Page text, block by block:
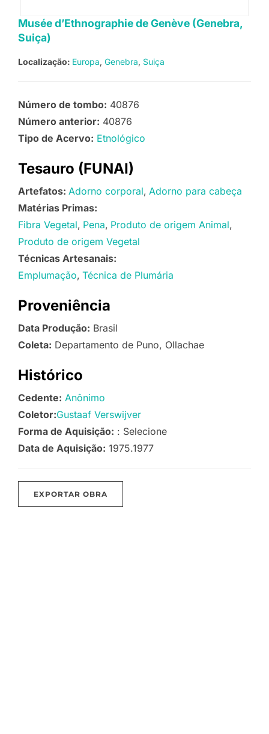
Musée d’Ethnographie de Genève (Genebra,
Suiça)
Localização: Europa Genebra Suiça
Número de tombo: 40876
Número anterior: 40876
Tipo de Acervo: Etnológico
Tesauro (FUNAI)
Artefatos: Adorno corporal Adorno para cabeça
Matérias Primas:
Fibra Vegetal Pena Produto de origem Animal
Produto de origem Vegetal
Técnicas Artesanais:
Emplumação Técnica de Plumária
Proveniência
Data Produção: Brasil
Coleta: Departamento de Puno, Ollachae
Histórico
Cedente: Anônimo
Coletor:Gustaaf Verswijver
Forma de Aquisição: : Selecione
Data de Aquisição: 1975.1977
EXPORTAR OBRA